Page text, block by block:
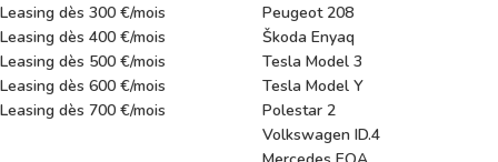
Leasing dès 300 €/mois
Leasing dès 400 €/mois
Leasing dès 500 €/mois
Leasing dès 600 €/mois
Leasing dès 700 €/mois
Peugeot 208
Škoda Enyaq
Tesla Model 3
Tesla Model Y
Polestar 2
Volkswagen ID.4